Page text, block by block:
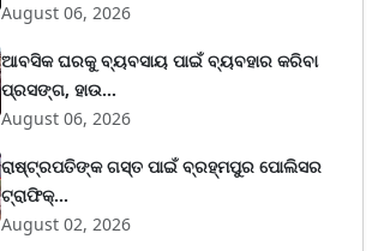
August 06, 2026
ଆବସିକ ଘରକୁ ବ୍ୟବସାୟ ପାଇଁ ବ୍ୟବହାର କରିବା
ପ୍ରସଙ୍ଗ, ହାଉ...
August 06, 2026
ରାଷ୍ଟ୍ରପତିଙ୍କ ଗସ୍ତ ପାଇଁ ବ୍ରହ୍ମପୁର ପୋଲିସର
ଟ୍ରାଫିକ୍...
August 02, 2026